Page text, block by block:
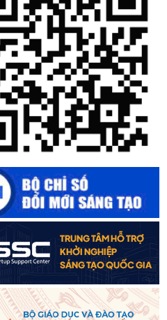
màu sáng trong bức tranh khởi
đổi mới sáng tạo
học - công nghệ chưa có sự
biến sâu – Nâng cao giá trị nông
nghệ tương lai
bá hình ảnh Đắk Lắk đến bạn
nước và quốc tế
gia Hội chợ triển lãm
ngành Cà phê và sản phẩm
năm 2025
bản tăng trưởng kinh tế năm